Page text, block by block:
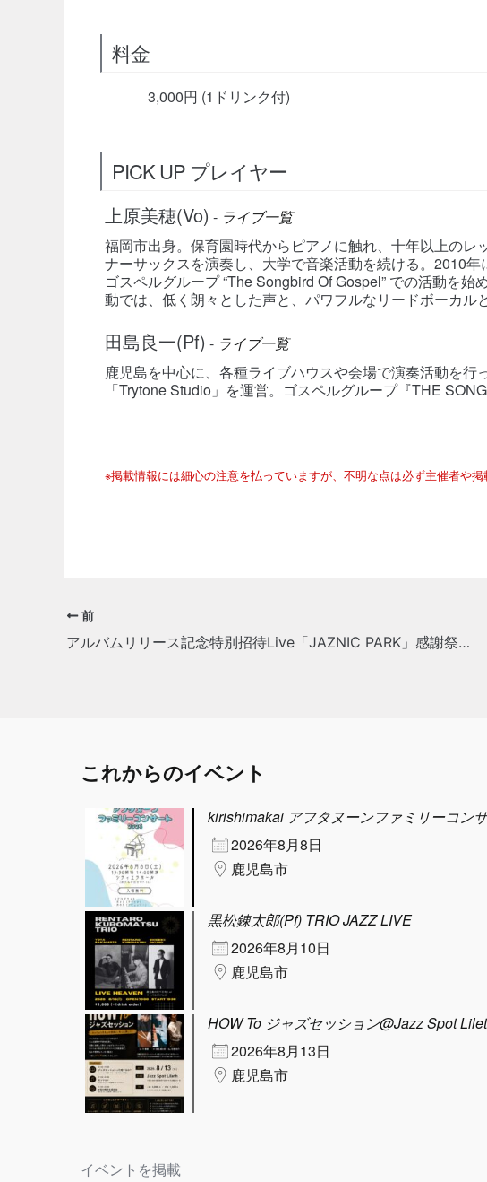
料金
3,000円 (1ドリンク付)
PICK UP プレイヤー
上原美穂(Vo) - ライブ一覧
福岡市出身。保育園時代からピアノに触れ、十年以上の
ナーサックスを演奏し、大学で音楽活動を続ける。2010年
ゴスペルグループ “The Songbird Of Gospel” での活動を
動では、低く朗々とした声と、パワフルなリードボーカル
田島良一(Pf) - ライブ一覧
鹿児島を中心に、各種ライブハウスや会場で演奏活動を
「Trytone Studio」を運営。ゴスペルグループ『THE
※掲載情報には細心の注意を払っていますが、不明な点は必ず主催者や掲
前
アルバムリリース記念特別招待Live「JAZNIC PARK」感謝祭@リナシティかのや
これからのイベント
kirishimakai アフタヌーンファミリーコン
2026年8月8日
鹿児島市
黒松錬太郎(Pf) TRIO JAZZ LIVE
2026年8月10日
鹿児島市
HOW To ジャズセッション@Jazz Spot
2026年8月13日
鹿児島市
イベントを掲載